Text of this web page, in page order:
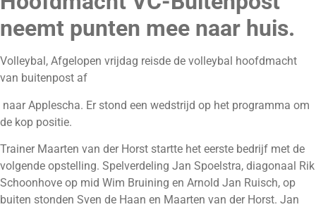
neemt punten mee naar huis.
Volleybal, Afgelopen vrijdag reisde de volleybal hoofdmacht
van buitenpost af
naar Applescha. Er stond een wedstrijd op het programma om
de kop positie.
Trainer Maarten van der Horst startte het eerste bedrijf met de
volgende opstelling. Spelverdeling Jan Spoelstra, diagonaal Rik
Schoonhove op mid Wim Bruining en Arnold Jan Ruisch, op
buiten stonden Sven de Haan en Maarten van der Horst. Jan